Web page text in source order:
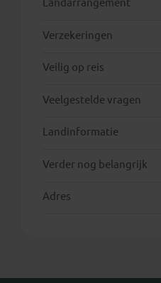
Landarrangement
Verzekeringen
Veilig op reis
Veelgestelde vragen
Landinformatie
Verder nog belangrijk
Adres